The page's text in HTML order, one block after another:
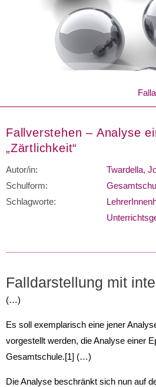
Fallverstehen – Analyse
„Zärtlichkeit“
Autor/in:
Twardella,
Schulform:
Schlagworte:
Falldarstellung mit
(…)
Es soll exemplarisch eine jener
vorgestellt werden, die Analyse einer
Gesamtschule.[1] (…)
Die Analyse beschränkt sich nun auf